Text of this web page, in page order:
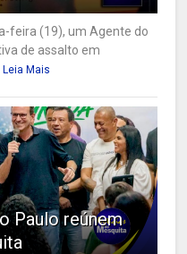
feira (19), um Agente do
de assalto em
Leia Mais
Paulo reúnem